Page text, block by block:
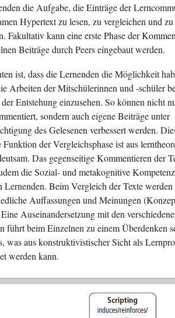
die Aufgabe, die Einträge der
Hypertext zu lesen, zu vergleichen und zu
Fakultativ kann eine erste Phase der
Beiträge durch Peers eingebaut werden.
ist, dass die Lernenden die Möglichkeit
Arbeiten der Mitschülerinnen und -schüler
Entstehung einzusehen. So können nicht
sondern auch eigene Beiträge unter
des Gelesenen verbessert werden.
Funktion der Vergleichsphase ist aus
Das gegenseitige Kommentieren der
die Sozial- und metakognitive
Lernenden. Beim Vergleich der Texte werden
Auffassungen und Meinungen
Auseinandersetzung mit den
führt beim Einzelnen zu einem Überdenken
was aus konstruktivistischer Sicht als
werden kann.